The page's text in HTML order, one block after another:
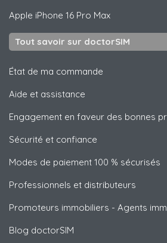
Apple iPhone 16 Pro Max
Tout savoir sur doctorSIM
État de ma commande
Aide et assistance
Engagement en faveur des bonnes
Sécurité et confiance
Modes de paiement 100 % sécurisés
Professionnels et distributeurs
Promoteurs immobiliers - Agents
Blog doctorSIM